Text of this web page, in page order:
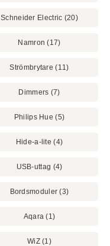
Schneider Electric (20)
Namron (17)
Strömbrytare (11)
Dimmers (7)
Philips Hue (5)
Hide-a-lite (4)
USB-uttag (4)
Bordsmoduler (3)
Aqara (1)
WiZ (1)